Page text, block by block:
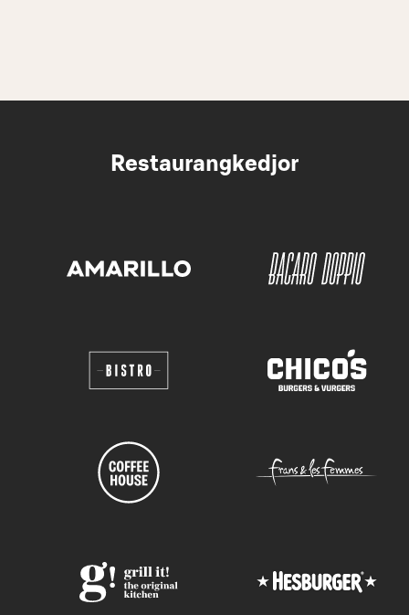
Restaurangkedjor